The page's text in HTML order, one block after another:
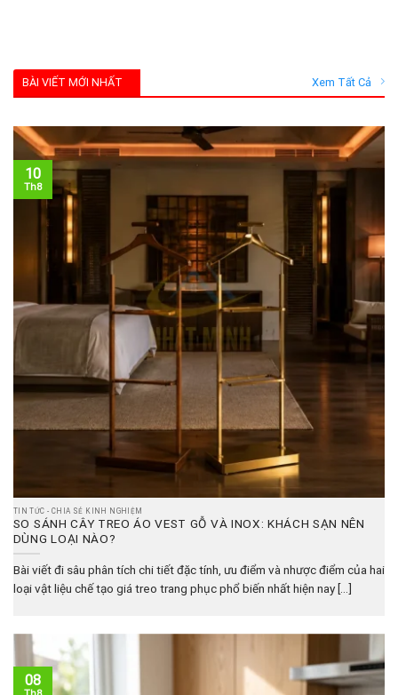
BÀI VIẾT MỚI NHẤT Xem Tất Cả
TIN TỨC - CHIA SẺ KINH NGHIỆM
SO SÁNH CÂY TREO ÁO VEST GỖ VÀ INOX: KHÁCH SẠN NÊN
DÙNG LOẠI NÀO?
Bài viết đi sâu phân tích chi tiết đặc tính, ưu điểm và nhược điểm của hai
loại vật liệu chế tạo giá treo trang phục phổ biến nhất hiện nay [...]
10
Th8
08